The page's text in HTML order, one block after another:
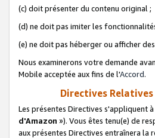
(c) doit présenter du contenu original ;
(d) ne doit pas imiter les
(e) ne doit pas héberger ou afficher
Nous examinerons votre demande
Mobile acceptée aux fins de l'Accord.
Directives
Les présentes Directives s'appliquent
d'Amazon »). Vous êtes tenu(e) de
aux présentes Directives entraînera